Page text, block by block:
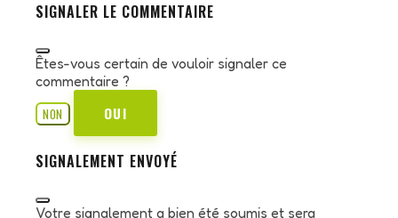
SIGNALER LE COMMENTAIRE
Êtes-vous certain de vouloir signaler ce
commentaire ?
NON
OUI
SIGNALEMENT ENVOYÉ
Votre signalement a bien été soumis et sera